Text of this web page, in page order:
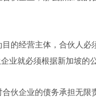
的经营主体，合伙人必
业就必须根据新加坡的
伙企业的债务承担无限